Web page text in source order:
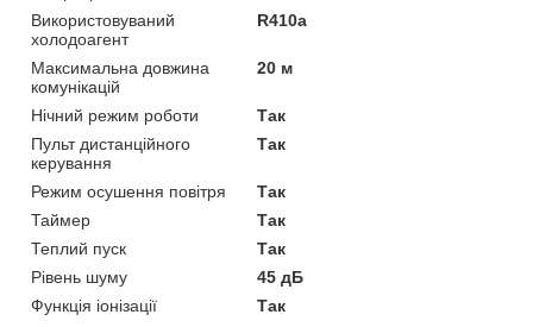
Використовуваний
холодоагент
R410a
Максимальна довжина
комунікацій
20 м
Нічний режим роботи
Так
Пульт дистанційного
керування
Так
Режим осушення повітря
Так
Таймер
Так
Теплий пуск
Так
Рівень шуму
45 дБ
Функція іонізації
Так